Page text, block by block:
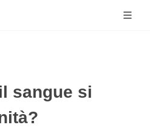
sangue si